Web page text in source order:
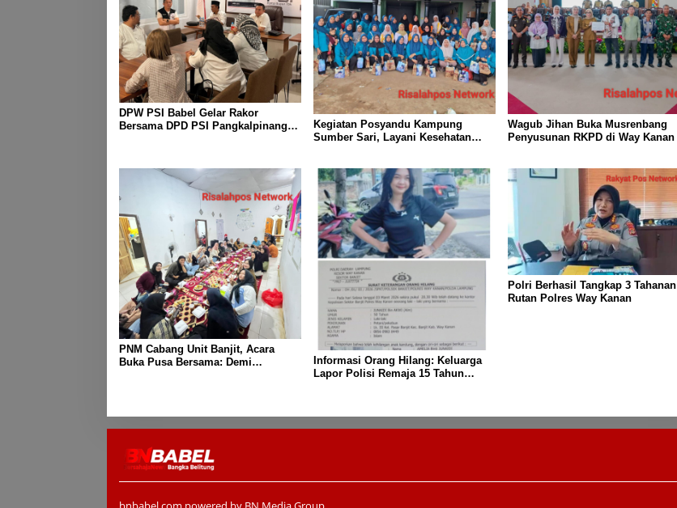
DPW PSI Babel Gelar Rakor
Bersama DPD PSI Pangkalpinang
Kegiatan Posyandu Kampung
Sumber Sari, Layani Kesehatan
Wagub Jihan Buka Musrenbang
Penyusunan RKPD di Way Kanan
PNM Cabang Unit Banjit, Acara
Buka Pusa Bersama: Demi
Informasi Orang Hilang: Keluarga
Lapor Polisi Remaja 15 Tahun
Polri Berhasil Tangkap 3 Tahanan
Rutan Polres Way Kanan